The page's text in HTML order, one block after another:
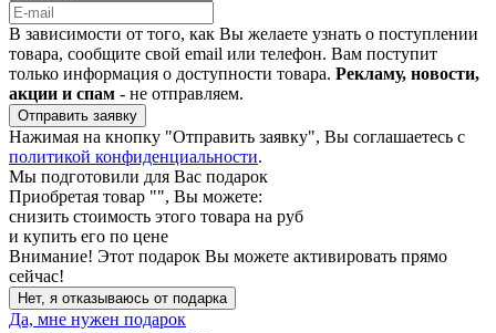
В зависимости от того, как Вы желаете узнать о поступлении
товара, сообщите свой email или телефон. Вам поступит
только информация о доступности товара. Рекламу, новости,
акции и спам - не отправляем.
Отправить заявку
Нажимая на кнопку "Отправить заявку", Вы соглашаетесь с
политикой конфиденциальности.
Мы подготовили для Вас подарок
Приобретая товар "", Вы можете:
снизить стоимость этого товара на руб
и купить его по цене
Внимание! Этот подарок Вы можете активировать прямо
сейчас!
Нет, я отказываюсь от подарка
Да, мне нужен подарок